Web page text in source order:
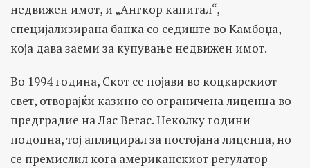
недвижен имот, и „Ангкор капитал“,
специјализирана банка со седиште во Камбоџа,
која дава заеми за купување недвижен имот.
Во 1994 година, Скот се појави во коцкарскиот
свет, отворајќи казино со ограничена лиценца во
предградие на Лас Вегас. Неколку години
подоцна, тој аплицирал за постојана лиценца, но
се премислил кога американскиот регулатор